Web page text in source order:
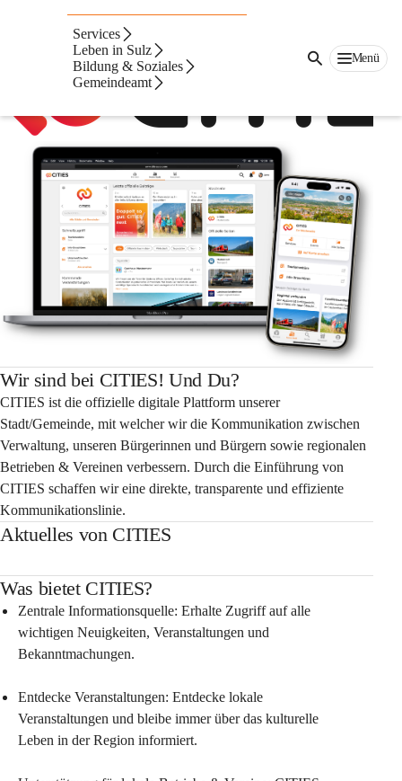
Services
Leben in Sulz
Bildung & Soziales
Gemeindeamt
Menü
Wir sind bei CITIES! Und Du?
CITIES ist die offizielle digitale Plattform unserer
Stadt/Gemeinde, mit welcher wir die Kommunikation zwischen
Verwaltung, unseren Bürgerinnen und Bürgern sowie regionalen
Betrieben & Vereinen verbessern. Durch die Einführung von
CITIES schaffen wir eine direkte, transparente und effiziente
Kommunikationslinie.
Aktuelles von CITIES
Was bietet CITIES?
Zentrale Informationsquelle: Erhalte Zugriff auf alle
wichtigen Neuigkeiten, Veranstaltungen und
Bekanntmachungen.
Entdecke Veranstaltungen: Entdecke lokale
Veranstaltungen und bleibe immer über das kulturelle
Leben in der Region informiert.